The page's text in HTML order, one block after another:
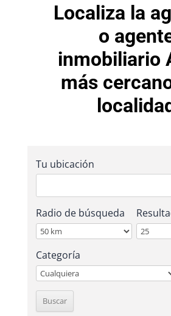
Localiza la
o
inmobiliario
más
Tu ubicación
Radio de búsqueda
Categoría